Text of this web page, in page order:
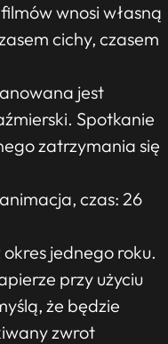
wnosi własną
cichy, czasem
jest
Spotkanie
zatrzymania się
czas: 26
jednego roku.
przy użyciu
że będzie
zwrot